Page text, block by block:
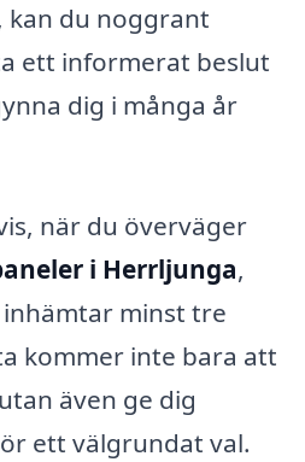
kan du noggrant
ett informerat beslut
dig i många år
när du överväger
i Herrljunga,
minst tre
kommer inte bara att
även ge dig
ett välgrundat val.